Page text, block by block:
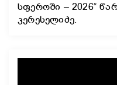
სფეროში – 2026“
კერესელიძე.